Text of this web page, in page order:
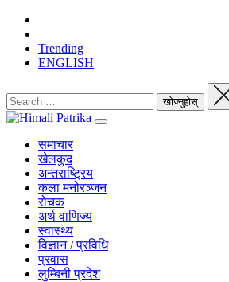
Trending
ENGLISH
समाचार
खेलकुद
अन्तराष्ट्रिय
कला मनोरञ्जन
रोचक
अर्थ वाणिज्य
स्वास्थ्य
विज्ञान / प्रविधि
प्रवास
लुम्बिनी प्रदेश